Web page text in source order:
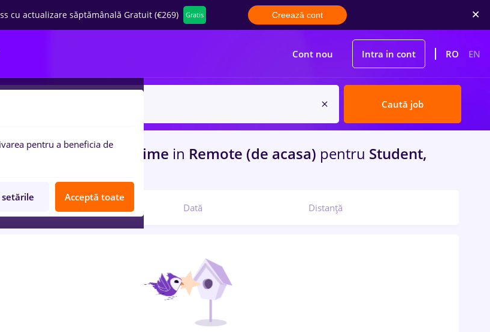
cu actualizare săptămânală Gratuit (€269) Gratis Creează cont
Cont nou Intra in cont RO EN
Caută job
intership, Full time in Remote (de acasa) pentru Student,
Relevanță Dată Distanță
pentru a beneficia de
Acceptă toate